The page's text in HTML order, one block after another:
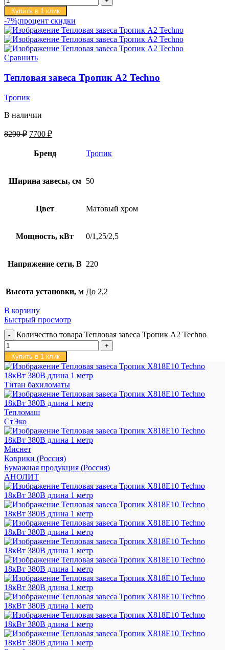
Купить в 1 клик
-7%;процент скидки
Сравнить
Тепловая завеса Тропик А2 Techno
Тропик
В наличии
8290₽ 7700 ₽
Бренд Тропик
Ширина завесы, см 50
Цвет Матовый хром
Мощность, кВт 0/1,25/2,5
Напряжение сети, В 220
Высота установки, м До 2,2
В корзину
Быстрый просмотр
Количество товара Тепловая завеса Тропик А2 Techno
Купить в 1 клик
Титан бахиломаты
Тепломаш
СтЭко
Миснет
Коврики (Россия)
Бумажная продукция (Россия)
АНОЛИТ